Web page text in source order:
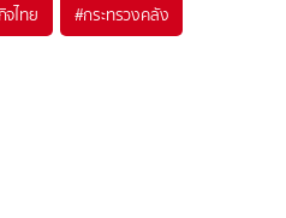
จไทย #กระทรวงคลัง